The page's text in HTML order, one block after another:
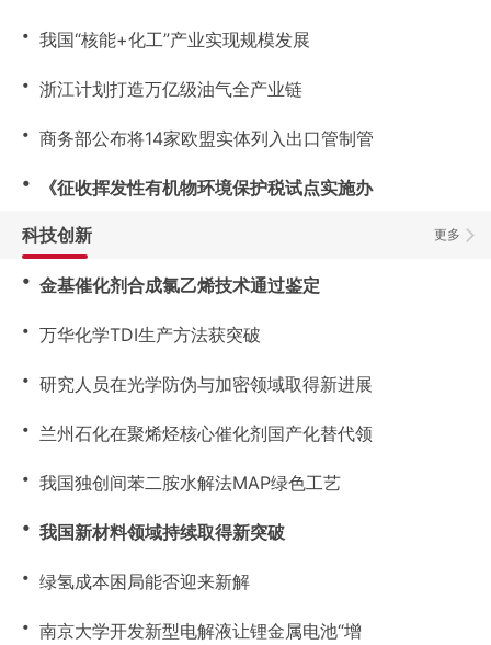
・ 我国“核能+化工”产业实现规模发展
・ 浙江计划打造万亿级油气全产业链
・ 商务部公布将14家欧盟实体列入出口管制管
・ 《征收挥发性有机物环境保护税试点实施办
更多
科技创新
・ 金基催化剂合成氯乙烯技术通过鉴定
・ 万华化学TDI生产方法获突破
・ 研究人员在光学防伪与加密领域取得新进展
・ 兰州石化在聚烯烃核心催化剂国产化替代领
・ 我国独创间苯二胺水解法MAP绿色工艺
・ 我国新材料领域持续取得新突破
・ 绿氢成本困局能否迎来新解
・ 南京大学开发新型电解液让锂金属电池“增